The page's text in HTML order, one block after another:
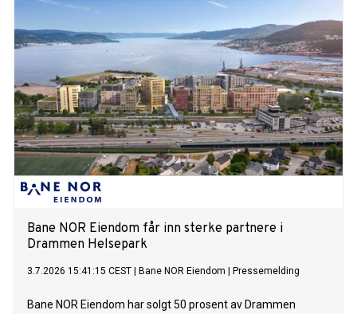
Bane NOR Eiendom får inn sterke partnere i
Drammen Helsepark
3.7.2026 15:41:15 CEST Bane NOR Eiendom Pressemelding
Bane NOR Eiendom har solgt 50 prosent av Drammen